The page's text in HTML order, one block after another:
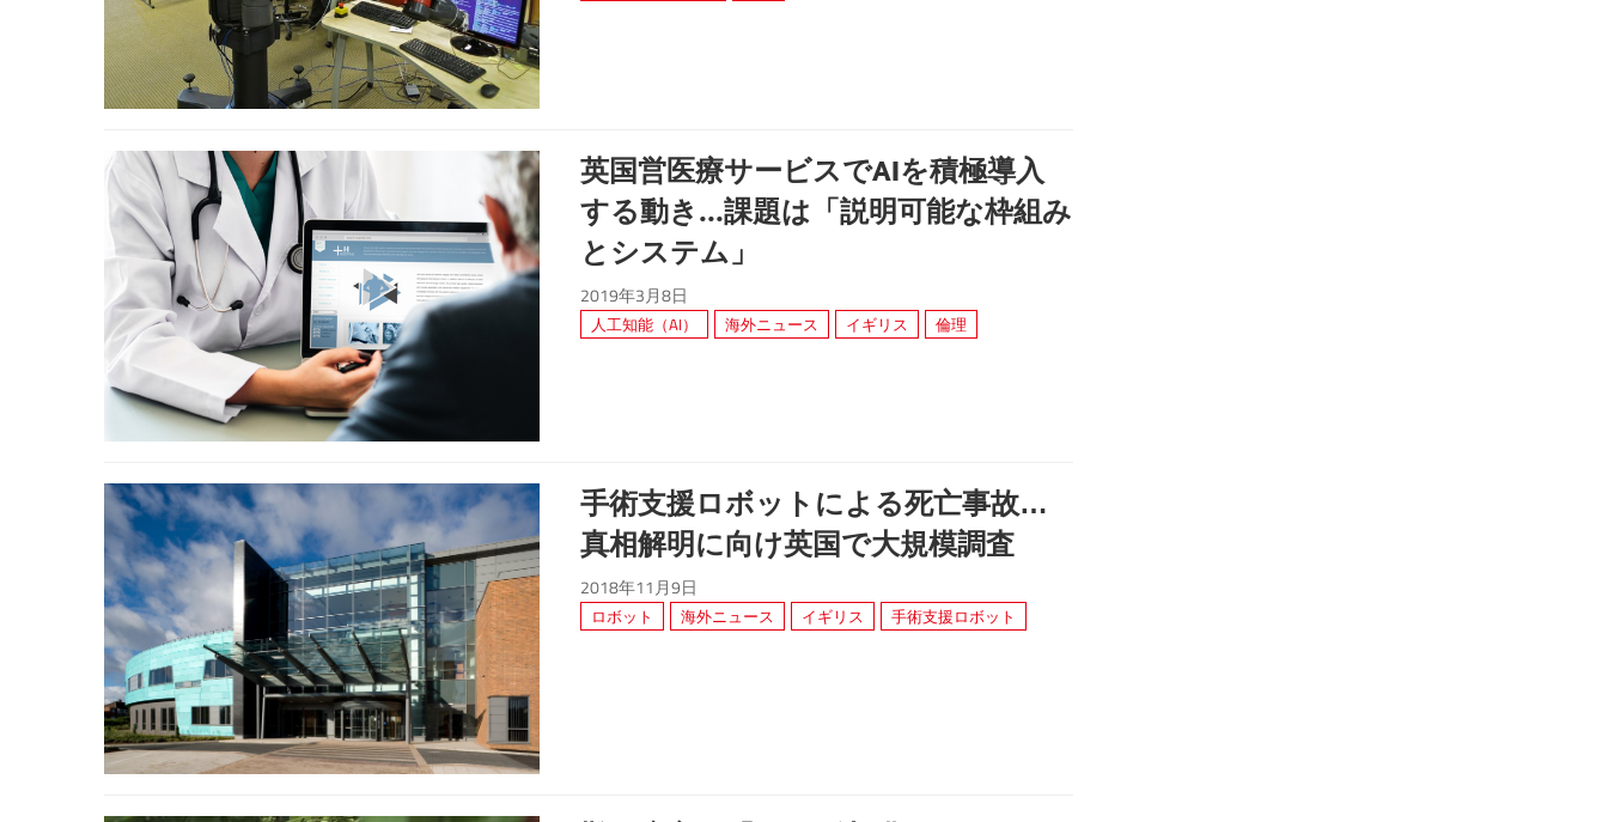
英国営医療サービスでAIを積極導入
する動き...課題は「説明可能な枠組み
とシステム」
2019年3月8日
人工知能（AI） 海外ニュース イギリス 倫理
手術支援ロボットによる死亡事故…
真相解明に向け英国で大規模調査
2018年11月9日
ロボット 海外ニュース イギリス 手術支援ロボット